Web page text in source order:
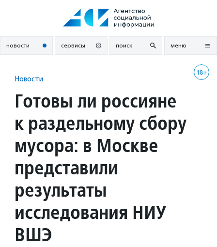
новости сервисы поиск меню
18+
Новости
Готовы ли россияне
к раздельному сбору
мусора: в Москве
представили
результаты
исследования НИУ
ВШЭ